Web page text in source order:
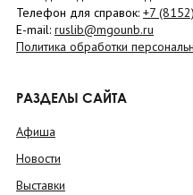
Телефон для справок: +7 (8152)
E-mail: ruslib@mgounb.ru
Политика обработки
РАЗДЕЛЫ САЙТА
Афиша
Новости
Выставки